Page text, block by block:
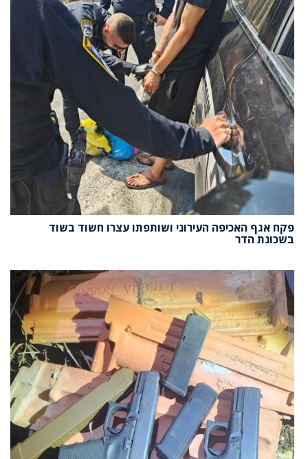
פקח אגף האכיפה העירוני ושותפתו עצרו חשוד בשוד
בשכונת הדר